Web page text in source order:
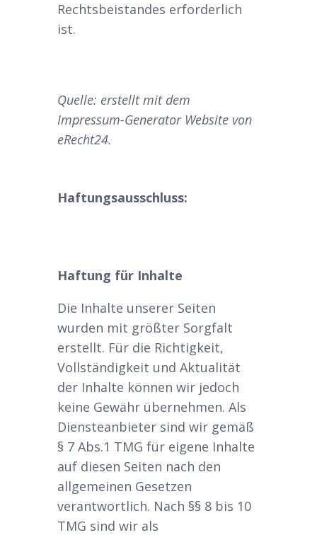
Rechtsbeistandes erforderlich
ist.
Quelle: erstellt mit dem
Impressum-Generator Website von
eRecht24.
Haftungsausschluss:
Haftung für Inhalte
Die Inhalte unserer Seiten
wurden mit größter Sorgfalt
erstellt. Für die Richtigkeit,
Vollständigkeit und Aktualität
der Inhalte können wir jedoch
keine Gewähr übernehmen. Als
Diensteanbieter sind wir gemäß
§ 7 Abs.1 TMG für eigene Inhalte
auf diesen Seiten nach den
allgemeinen Gesetzen
verantwortlich. Nach §§ 8 bis 10
TMG sind wir als